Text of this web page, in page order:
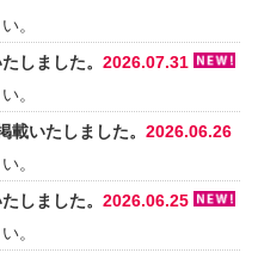
。
しました。 2026.07.31
。
載いたしました。 2026.06.26
。
しました。 2026.06.25
。